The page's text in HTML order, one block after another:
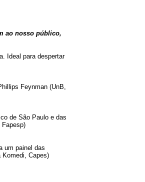
ao nosso público,
Ideal para despertar
Feynman (UnB,
de São Paulo e das
um painel das
Komedi, Capes)